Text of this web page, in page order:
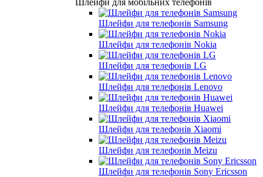
Шлейфи для телефонів Samsung
Шлейфи для телефонів Nokia
Шлейфи для телефонів LG
Шлейфи для телефонів Lenovo
Шлейфи для телефонів Huawei
Шлейфи для телефонів Xiaomi
Шлейфи для телефонів Meizu
Шлейфи для телефонів Sony Ericsson